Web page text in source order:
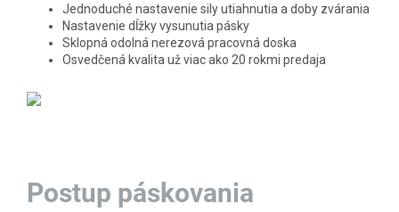
Jednoduché nastavenie sily utiahnutia a doby zvárania
Nastavenie dĺžky vysunutia pásky
Sklopná odolná nerezová pracovná doska
Osvedčená kvalita už viac ako 20 rokmi predaja
Postup páskovania